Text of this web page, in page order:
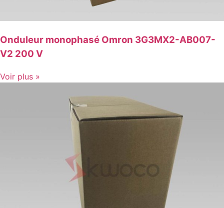
Onduleur monophasé Omron 3G3MX2-AB007-
V2 200 V
Voir plus »